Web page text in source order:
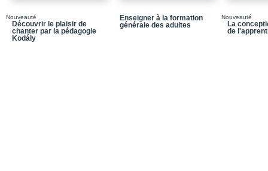
quelques repères
Chapitre 4 / L’étude
Nouveauté
Découvrir le plaisir de
chanter par la pédagogie
Kodály
Enseigner à la formation
générale des adultes
Nouveauté
La
de